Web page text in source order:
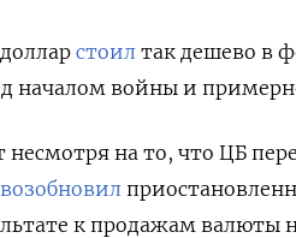
стоил так дешево в
началом войны и
несмотря на то, что ЦБ
возобновил
к продажам валюты